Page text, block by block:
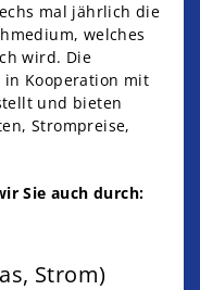
mal jährlich die
welches
wird. Die
in Kooperation mit
und bieten
Strompreise,
Sie auch durch:
Strom)